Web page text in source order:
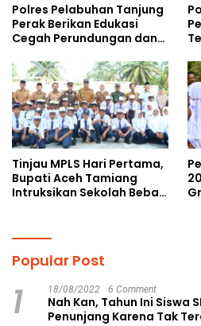
Polres Pelabuhan Tanjung
Perak Berikan Edukasi
Cegah Perundungan dan
kepada Pelajar MPLS
Tinjau MPLS Hari Pertama,
Bupati Aceh Tamiang
Intruksikan Sekolah Bebas
Popular Post
1 18/08/2022 6 Comment
Nah Kan, Tahun Ini Siswa
Penunjang Karena Tak